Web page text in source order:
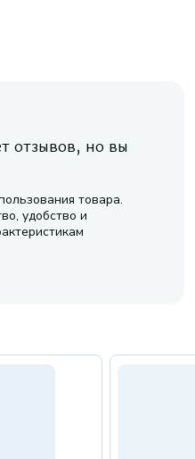
отзывов, но вы
товара.
удобство и